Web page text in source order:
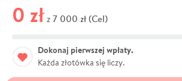
0 zł z 7 000 zł (Cel)
Dokonaj pierwszej wpłaty.
Każda złotówka się liczy.